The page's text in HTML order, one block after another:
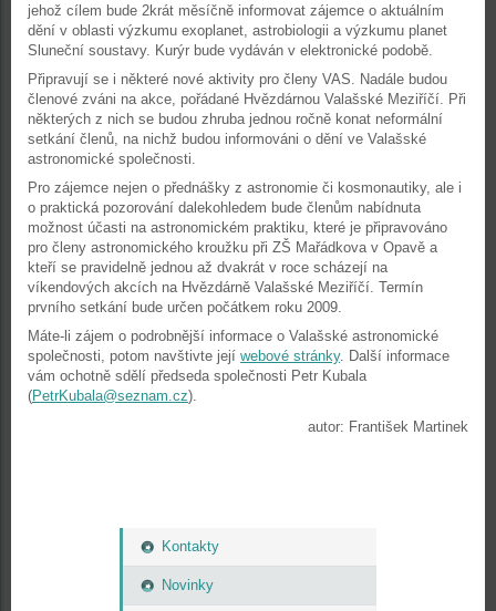
Kontakty
Novinky
jehož cílem bude 2krát měsíčně informovat zájemce o aktuálním
dění v oblasti výzkumu exoplanet, astrobiologii a výzkumu planet
Sluneční soustavy. Kurýr bude vydáván v elektronické podobě.
Připravují se i některé nové aktivity pro členy VAS. Nadále budou
členové zváni na akce, pořádané Hvězdárnou Valašské Meziříčí. Při
některých z nich se budou zhruba jednou ročně konat neformální
setkání členů, na nichž budou informováni o dění ve Valašské
astronomické společnosti.
Pro zájemce nejen o přednášky z astronomie či kosmonautiky, ale i
o praktická pozorování dalekohledem bude členům nabídnuta
možnost účasti na astronomickém praktiku, které je připravováno
pro členy astronomického kroužku při ZŠ Mařádkova v Opavě a
kteří se pravidelně jednou až dvakrát v roce scházejí na
víkendových akcích na Hvězdárně Valašské Meziříčí. Termín
prvního setkání bude určen počátkem roku 2009.
Máte-li zájem o podrobnější informace o Valašské astronomické
společnosti, potom navštivte její webové stránky. Další informace
vám ochotně sdělí předseda společnosti Petr Kubala
(PetrKubala@seznam.cz).
autor: František Martinek